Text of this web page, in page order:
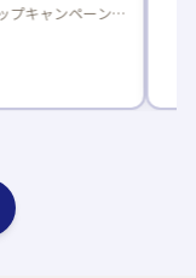
ャンペーン開
約特典でお得